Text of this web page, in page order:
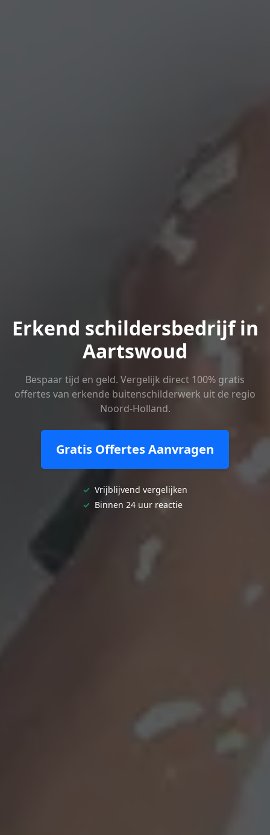
Erkend schildersbedrijf in
Aartswoud
Bespaar tijd en geld. Vergelijk direct 100% gratis
offertes van erkende buitenschilderwerk uit de regio
Noord-Holland.
Gratis Offertes Aanvragen
✓ Vrijblijvend vergelijken
✓ Binnen 24 uur reactie